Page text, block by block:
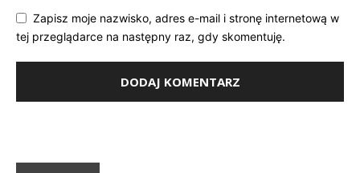
Zapisz moje nazwisko, adres e-mail i stronę internetową w
tej przeglądarce na następny raz, gdy skomentuję.